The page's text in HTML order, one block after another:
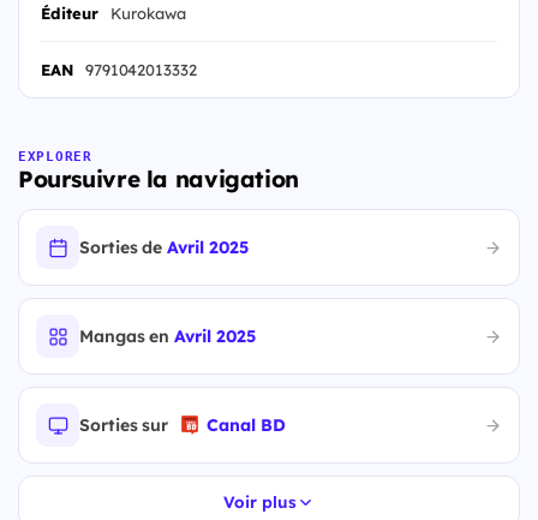
Éditeur Kurokawa
EAN 9791042013332
EXPLORER
Poursuivre la navigation
Sorties deAvril 2025
Mangas enAvril 2025
Sorties sur Canal BD
Voir plus